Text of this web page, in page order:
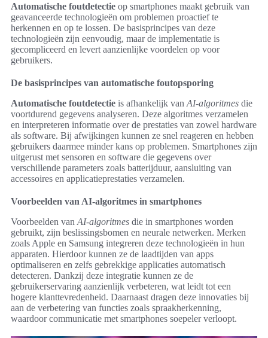
Automatische foutdetectie op smartphones maakt gebruik van
geavanceerde technologieën om problemen proactief te
herkennen en op te lossen. De basisprincipes van deze
technologieën zijn eenvoudig, maar de implementatie is
gecompliceerd en levert aanzienlijke voordelen op voor
gebruikers.
De basisprincipes van automatische foutopsporing
Automatische foutdetectie is afhankelijk van AI-algoritmes die
voortdurend gegevens analyseren. Deze algoritmes verzamelen
en interpreteren informatie over de prestaties van zowel hardware
als software. Bij afwijkingen kunnen ze snel reageren en hebben
gebruikers daarmee minder kans op problemen. Smartphones zijn
uitgerust met sensoren en software die gegevens over
verschillende parameters zoals batterijduur, aansluiting van
accessoires en applicatieprestaties verzamelen.
Voorbeelden van AI-algoritmes in smartphones
Voorbeelden van AI-algoritmes die in smartphones worden
gebruikt, zijn beslissingsbomen en neurale netwerken. Merken
zoals Apple en Samsung integreren deze technologieën in hun
apparaten. Hierdoor kunnen ze de laadtijden van apps
optimaliseren en zelfs gebrekkige applicaties automatisch
detecteren. Dankzij deze integratie kunnen ze de
gebruikerservaring aanzienlijk verbeteren, wat leidt tot een
hogere klanttevredenheid. Daarnaast dragen deze innovaties bij
aan de verbetering van functies zoals spraakherkenning,
waardoor communicatie met smartphones soepeler verloopt.